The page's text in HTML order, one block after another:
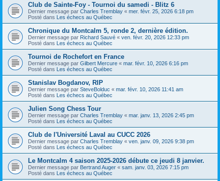
Club de Sainte-Foy - Tournoi du samedi - Blitz 6
Dernier message par Charles Tremblay « mer. févr. 25, 2026 6:18 pm
Posté dans Les échecs au Québec
Chronique du Montcalm 5, ronde 2, dernière édition.
Dernier message par Richard Sauvé « ven. févr. 20, 2026 12:33 pm
Posté dans Les échecs au Québec
Tournoi de Rochefort en France
Dernier message par Gilbert Mercure « mar. févr. 10, 2026 6:16 pm
Posté dans Les échecs au Québec
Stanislav Bogdanov, RIP
Dernier message par SteveBolduc « mar. févr. 10, 2026 11:41 am
Posté dans Les échecs au Québec
Julien Song Chess Tour
Dernier message par Charles Tremblay « mar. janv. 13, 2026 2:45 pm
Posté dans Les échecs au Québec
Club de l'Université Laval au CUCC 2026
Dernier message par Charles Tremblay « ven. janv. 09, 2026 9:38 pm
Posté dans Les échecs au Québec
Le Montcalm 4 saison 2025-2026 débute ce jeudi 8 janvier.
Dernier message par Bertrand Auger « sam. janv. 03, 2026 7:15 pm
Posté dans Les échecs au Québec